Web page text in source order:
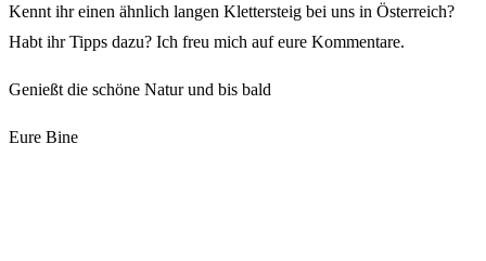
Kennt ihr einen ähnlich langen Klettersteig bei uns in Österreich?
Habt ihr Tipps dazu? Ich freu mich auf eure Kommentare.
Genießt die schöne Natur und bis bald
Eure Bine